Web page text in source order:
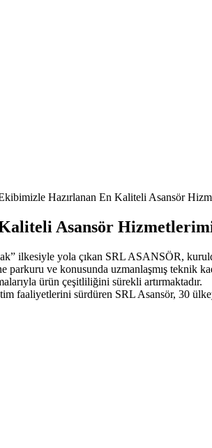
Asansör
ilkesiyle yola çıkan SRL ASANSÖR,
ve konusunda uzmanlaşmış teknik
ürün çeşitliliğini sürekli artırmaktadır.
faaliyetlerini sürdüren SRL Asansör, 30